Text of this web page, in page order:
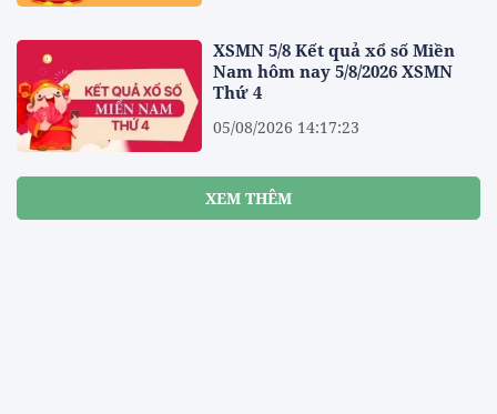
XSMN 5/8 Kết quả xổ số Miền
Nam hôm nay 5/8/2026 XSMN
Thứ 4
05/08/2026 14:17:23
XEM THÊM